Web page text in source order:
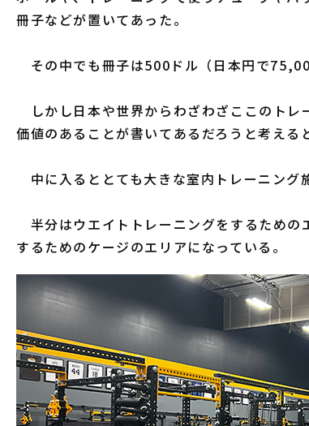
冊子などが置いてあった。
その中でも冊子は500ドル（日本円で
しかし日本や世界からわざわざここのトレ
価値のあることが書いてあるだろうと考える
中に入るととても大きな室内トレーニング
半分はウエイトトレーニングをするための
するためのケージのエリアになっている。